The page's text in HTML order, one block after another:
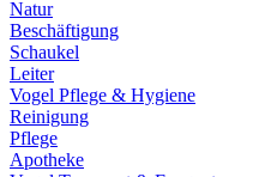
Natur
Beschäftigung
Schaukel
Leiter
Vogel Pflege & Hygiene
Reinigung
Pflege
Apotheke